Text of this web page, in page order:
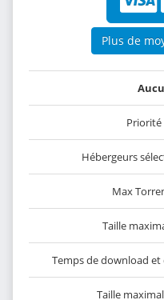
Plus de
Hébergeurs
Max
Taille
Temps de download
Taille